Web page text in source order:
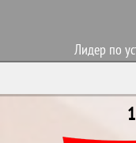
Лидер по